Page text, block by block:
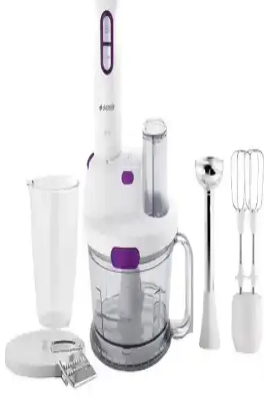
Fakir PB 1001 600 W Güçlü ve Pratik Kişisel
Blender Sağlıklı İçecekler İçin Uygun
Fakir PB 1001, 600 W gücü, dayanıklı yapısı ve pratik tasarımıyla
Fakir Veyron Turbo XL HEPA Filtre: Yüksek
Performanslı ve Orijinal Yedek Parça
Fakir Veyron Turbo XL HEPA filtre, yüksek kaliteli malzemeleri ve
Türkiye menşeiyle hijyen ve performansı artırır, montajda dikkat
edilmesi gereken noktalarla hava kalitesini korur.
Fakir Dynamic Comfort 600 W Kişisel Blender:
Güçlü ve Pratik Mutfak Çözümü
Fakir Dynamic Comfort 600 W kişisel blender, güçlü performansı,
buz kırma özelliği ve hijyenik şişeleriyle sağlıklı içecekler
hazırlamak için ideal, kompakt ve kullanışlı bir mutfak aleti.
Fakir Eye 2600W Seramik Tabanlı Buharlı Ütü
Performans ve Kullanım Özellikleri
Fakir Eye 2600W seramik tabanlı buharlı ütü, yüksek performans,
kolay kullanım ve dayanıklılık sağlayan modern tasarımıyla
kıyafetlerinizi zahmetsizce ütüler.
Fakir Kaave Roise ile Mono Rose Gold
karşılaştırması: güç, güvenlik ve kapasite odaklı